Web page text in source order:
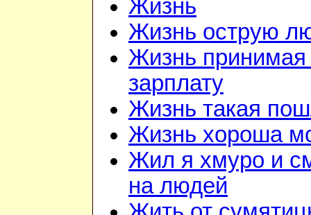
Жизнь
Жизнь острую
Жизнь
зарплату
Жизнь такая
Жизнь хороша
Жил я хмуро и
на людей